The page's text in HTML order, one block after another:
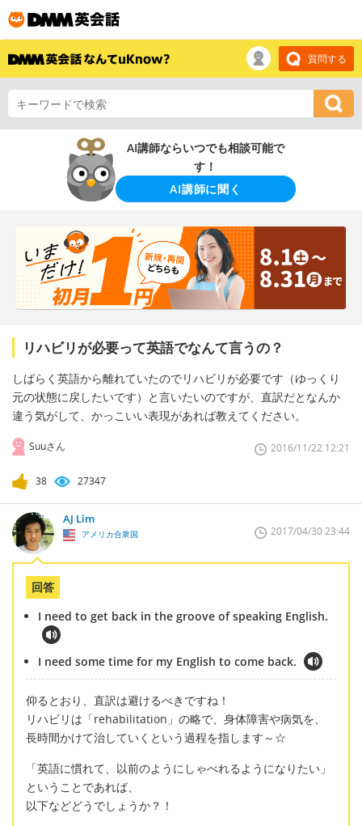
質問する
AI講師ならいつでも相談可能で
す！
AI講師に聞く
リハビリが必要って英語でなんて言うの？
しばらく英語から離れていたのでリハビリが必要です（ゆっくり
元の状態に戻したいです）と言いたいのですが、直訳だとなんか
違う気がして、かっこいい表現があれば教えてください。
Suuさん 2016/11/22 12:21
38 27347
AJ Lim
アメリカ合衆国 2017/04/30 23:44
回答
I need to get back in the groove of speaking English.
I need some time for my English to come back.
仰るとおり、直訳は避けるべきですね！
リハビリは「rehabilitation」の略で、身体障害や病気を、
長時間かけて治していくという過程を指します～☆
「英語に慣れて、以前のようにしゃべれるようになりたい」
ということであれば、
以下などどうでしょうか？！